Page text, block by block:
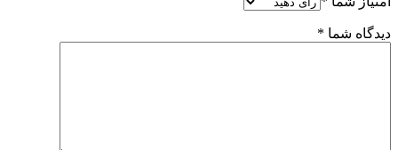
دیدگاه شما *